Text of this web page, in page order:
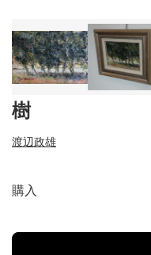
樹
渡辺政雄
購入